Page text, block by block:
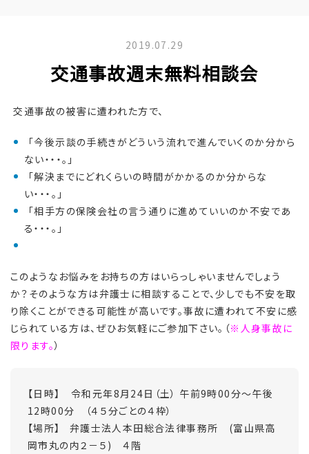
2019.07.29
交通事故週末無料相談会
交通事故の被害に遭われた方で、
「今後示談の手続きがどういう流れで進んでいくのか分から
ない・・・。」
「解決までにどれくらいの時間がかかるのか分からな
い・・・。」
「相手方の保険会社の言う通りに進めていいのか不安であ
る・・・。」
このようなお悩みをお持ちの方はいらっしゃいませんでしょう
か？そのような方は弁護士に相談することで、少しでも不安を取
り除くことができる可能性が高いです。事故に遭われて不安に感
じられている方は、ぜひお気軽にご参加下さい。（※人身事故に
限ります。）
【日時】 令和元年8月24日（土） 午前9時00分～午後
12時00分 （４５分ごとの４枠）
【場所】 弁護士法人本田総合法律事務所 (富山県高
岡市丸の内２－５) ４階